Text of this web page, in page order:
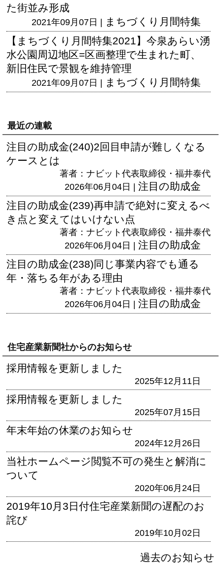
た街並み形成
2021年09月07日 | まちづくり月間特集
【まちづくり月間特集2021】今泉あらい湧
水公園周辺地区=区画整理で生まれた町、
新旧住民で景観を維持管理
2021年09月07日 | まちづくり月間特集
最近の連載
注目の助成金(240)2回目申請が難しくなる
ケースとは
著者：ナビット代表取締役・福井泰代
2026年06月04日 | 注目の助成金
注目の助成金(239)再申請で絶対に変えるべ
き点と変えてはいけない点
著者：ナビット代表取締役・福井泰代
2026年06月04日 | 注目の助成金
注目の助成金(238)同じ事業内容でも通る
年・落ちる年がある理由
著者：ナビット代表取締役・福井泰代
2026年06月04日 | 注目の助成金
住宅産業新聞社からのお知らせ
採用情報を更新しました
2025年12月11日
採用情報を更新しました
2025年07月15日
年末年始の休業のお知らせ
2024年12月26日
当社ホームページ閲覧不可の発生と解消に
ついて
2020年06月24日
2019年10月3日付住宅産業新聞の遅配のお
詫び
2019年10月02日
過去のお知らせ